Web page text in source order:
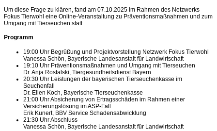
Um diese Frage zu klären, fand am 07.10.2025 im Rahmen des Netzwerks
Fokus Tierwohl eine Online-Veranstaltung zu Präventionsmaßnahmen und zum
Umgang mit Tierseuchen statt.
Programm
19:00 Uhr Begrüßung und Projektvorstellung Netzwerk Fokus Tierwohl
Vanessa Schön, Bayerische Landesanstalt für Landwirtschaft
19:10 Uhr Präventionsmaßnahmen und Umgang mit Tierseuchen
Dr. Anja Rostalski, Tiergesundheitsdienst Bayern
20:30 Uhr Leistungen der bayerischen Tierseuchenkasse im
Seuchenfall
Dr. Ellen Koch, Bayerische Tierseuchenkasse
21:00 Uhr Absicherung von Ertragsschäden im Rahmen einer
Versicherungslösung im ASP-Fall
Erik Kunert, BBV Service Schadensabwicklung
21:30 Uhr Abschluss
Vanessa Schön, Bayerische Landesanstalt für Landwirtschaft